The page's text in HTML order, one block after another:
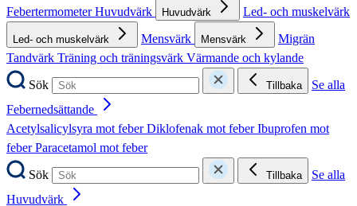
FebertermometerHuvudvärk Huvudvärk Led- och muskelvärk
Led- och muskelvärk Mensvärk Mensvärk
Migrän
Tandvärk Träning och träningsvärk Värmande och kylande
Sök
Tillbaka
Se alla
Febernedsättande
Acetylsalicylsyra mot feberDiklofenak mot feberIbuprofen mot
feberParacetamol mot feber
Sök
Tillbaka
Se alla
Huvudvärk